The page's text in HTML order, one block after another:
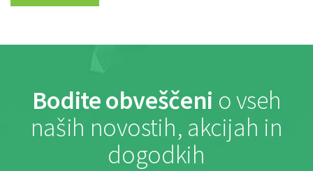
Bodite obveščeni o vseh
naših novostih, akcijah in
dogodkih